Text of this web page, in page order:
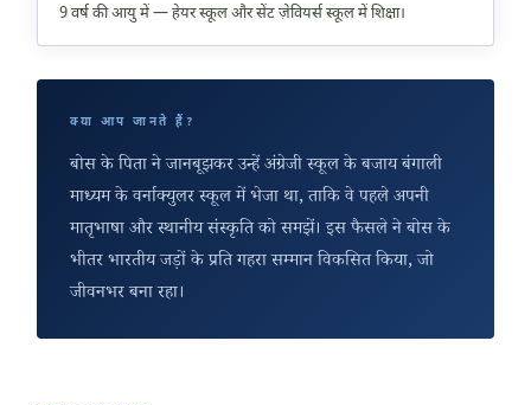
9 वर्ष की आयु में — हेयर स्कूल और सेंट ज़ेवियर्स स्कूल में शिक्षा।
क्या आप जानते हैं?
बोस के पिता ने जानबूझकर उन्हें अंग्रेजी स्कूल के बजाय बंगाली
माध्यम के वर्नाक्युलर स्कूल में भेजा था, ताकि वे पहले अपनी
मातृभाषा और स्थानीय संस्कृति को समझें। इस फैसले ने बोस के
भीतर भारतीय जड़ों के प्रति गहरा सम्मान विकसित किया, जो
जीवनभर बना रहा।